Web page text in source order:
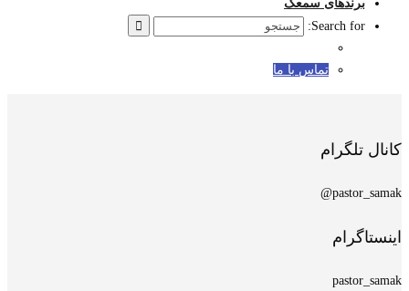
برندهای سمعک
Search for:
تماس با ما
کانال تلگرام
pastor_samak@
اینستاگرام
pastor_samak